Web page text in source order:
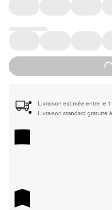
Livraison estimée entre le
Livraison standard gratuite